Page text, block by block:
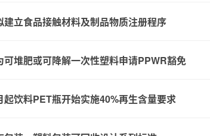
建立食品接触材料及制品物质注册程序
可堆肥或可降解一次性塑料申请PPWR豁免
起饮料PET瓶开始实施40%再生含量要求